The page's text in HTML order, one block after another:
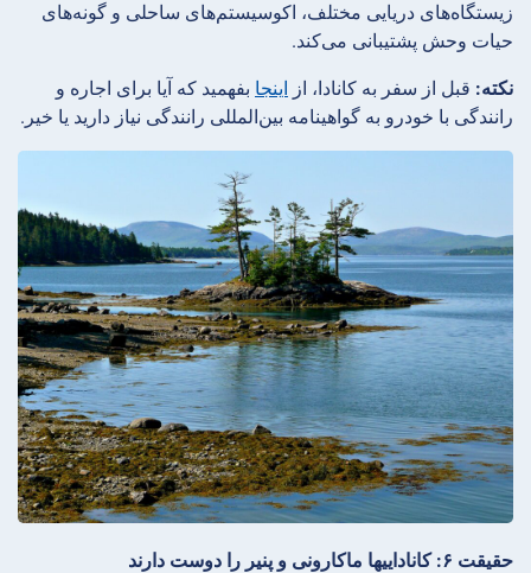
زیستگاه‌های دریایی مختلف، اکوسیستم‌های ساحلی و گونه‌های
حیات وحش پشتیبانی می‌کند.
نکته: قبل از سفر به کانادا، از اینجا بفهمید که آیا برای اجاره و
رانندگی با خودرو به گواهینامه بین‌المللی رانندگی نیاز دارید یا خیر.
حقیقت ۶: کاناداییها ماکارونی و پنیر را دوست دارند